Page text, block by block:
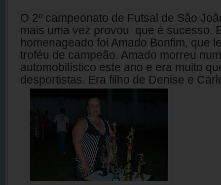
O 2º campeonato de Futsal de São
mais uma vez provou que é sucesso.
homenageado foi Amado Bonfim, que
troféu de campeão. Amado morreu
automobilístico este ano e era muito
desportistas. Era filho de Denise e